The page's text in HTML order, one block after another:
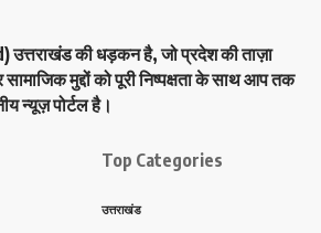
उत्तराखंड की धड़कन है, जो प्रदेश की ताज़ा
मुद्दों को पूरी निष्पक्षता के साथ आप तक
न्यूज़ पोर्टल है।
Top Categories
उत्तराखंड